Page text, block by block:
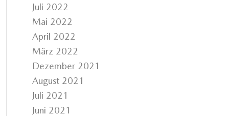
Juli 2022
Mai 2022
April 2022
März 2022
Dezember 2021
August 2021
Juli 2021
Juni 2021